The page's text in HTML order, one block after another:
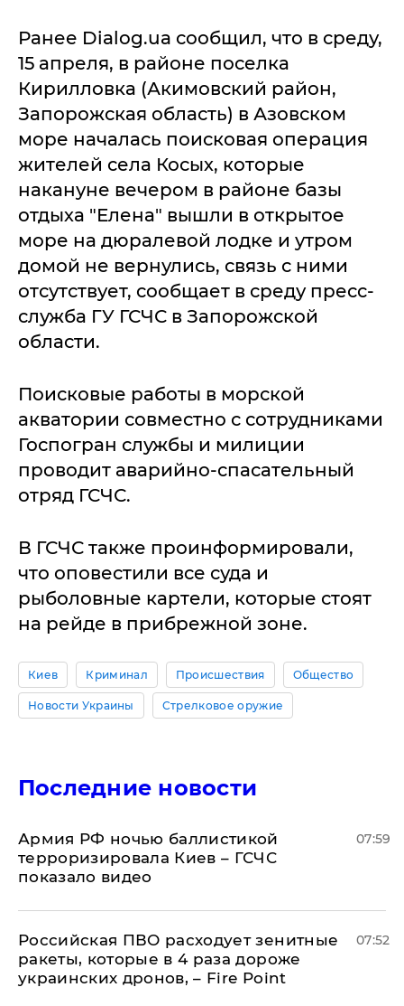
Ранее Dialog.ua сообщил, что в среду,
15 апреля, в районе поселка
Кирилловка (Акимовский район,
Запорожская область) в Азовском
море началась поисковая операция
жителей села Косых, которые
накануне вечером в районе базы
отдыха "Елена" вышли в открытое
море на дюралевой лодке и утром
домой не вернулись, связь с ними
отсутствует, сообщает в среду пресс-
служба ГУ ГСЧС в Запорожской
области.
Поисковые работы в морской
акватории совместно с сотрудниками
Госпогран службы и милиции
проводит аварийно-спасательный
отряд ГСЧС.
В ГСЧС также проинформировали,
что оповестили все суда и
рыболовные картели, которые стоят
на рейде в прибрежной зоне.
Киев Криминал Происшествия Общество
Новости Украины Стрелковое оружие
Последние новости
Армия РФ ночью баллистикой
терроризировала Киев – ГСЧС
показало видео
07:59
Российская ПВО расходует зенитные
ракеты, которые в 4 раза дороже
украинских дронов, – Fire Point
07:52